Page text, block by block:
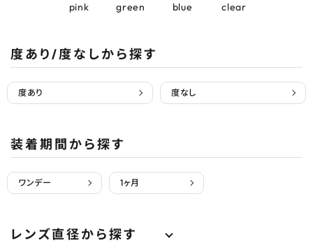
pink green blue clear
度あり/度なしから探す
度あり 度なし
装着期間から探す
ワンデー 1ヶ月
レンズ直径から探す